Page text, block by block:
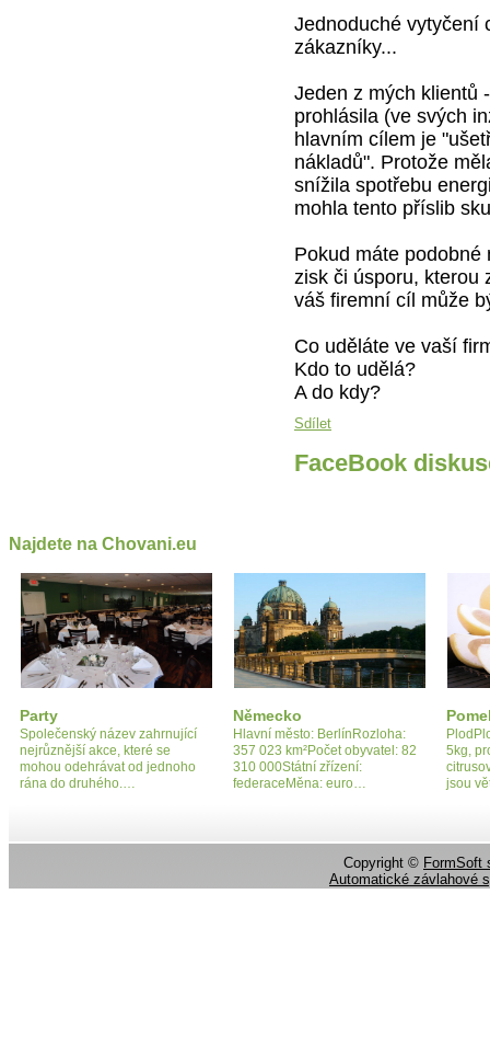
Jednoduché vytyčení
zákazníky...
Jeden z mých klientů
prohlásila (ve svých
hlavním cílem je
nákladů". Protože
snížila spotřebu
mohla tento příslib
Pokud máte
zisk či úsporu, kterou
váš firemní cíl může
Co uděláte ve vaší
Kdo to udělá?
A do kdy?
Sdílet
FaceBook
Najdete na Chovani.eu
Party
Společenský název zahrnující
nejrůznější akce, které se
mohou odehrávat od jednoho
rána do druhého.…
Německo
Hlavní město: BerlínRozloha:
357 023 km²Počet obyvatel: 82
310 000Státní zřízení:
federaceMěna: euro…
5kg,
jsou
Copyright © FormSoft
Automatické závlahové